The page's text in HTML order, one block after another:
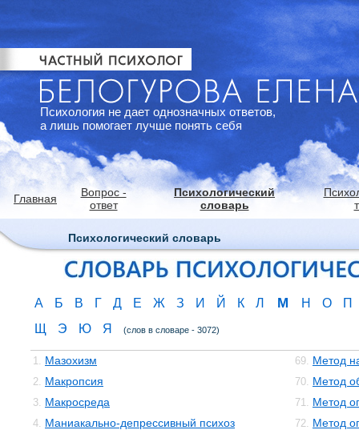
Психология не дает однозначных ответов,
а лишь помогает лучше понять себя
Главная
Вопрос -
ответ
Психологический
словарь
Психологический словарь
А Б В Г Д Е Ж З И Й К Л М Н О
П
Щ
Э Ю Я (слов в словаре - 3072)
1. Мазохизм
2. Макропсия
3. Макросреда
4. Маниакально-депрессивный психоз
69. Метод
70. Метод
71. Метод
72. Метод